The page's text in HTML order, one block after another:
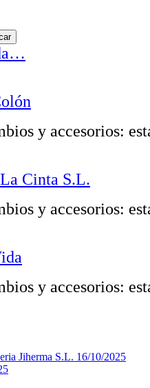
y accesorios:
Cinta S.L.
y accesorios:
y accesorios:
Jiherma S.L. 16/10/2025